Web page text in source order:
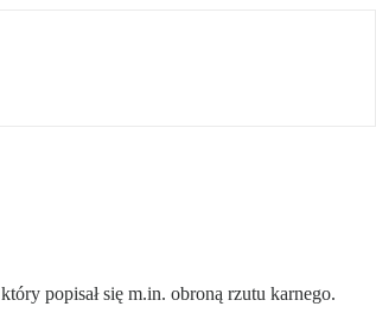
popisał się m.in. obroną rzutu karnego.